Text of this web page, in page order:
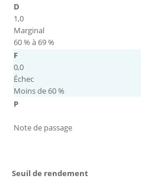
D
1,0
Marginal
60 % à 69 %
F
0,0
Échec
Moins de 60 %
P
Note de passage
Seuil de rendement